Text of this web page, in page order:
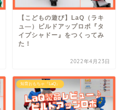
【こどもの遊び】LaQ（ラキ
ュ―）ビルドアップロボ『タ
イプシャドー』をつくってみ
た！
2022年4月23日
知育おもちゃ『LaQ』